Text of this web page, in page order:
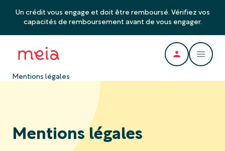
Un crédit vous engage et doit être remboursé. Vérifiez vos
capacités de remboursement avant de vous engager.
Mentions légales
Mentions légales